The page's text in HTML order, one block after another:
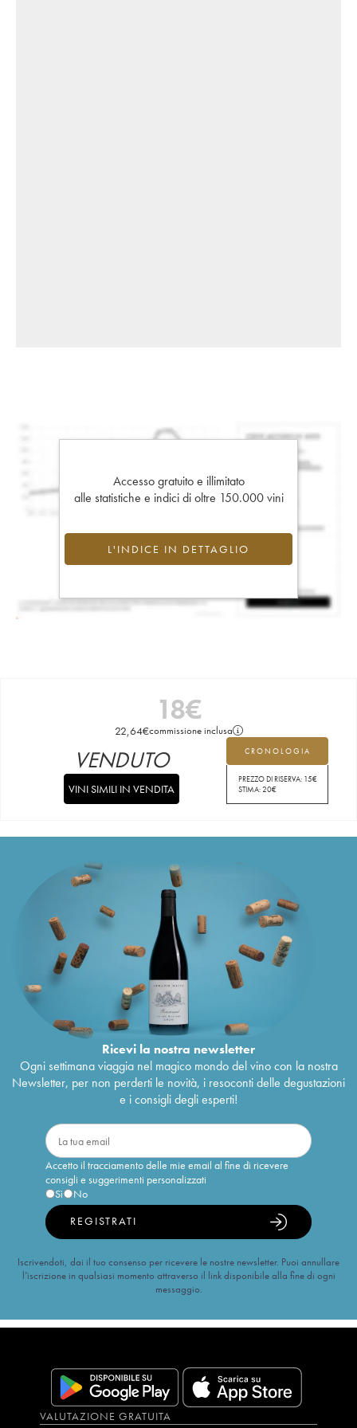
Accesso gratuito e illimitato
alle statistiche e indici di oltre 150.000 vini
L'INDICE IN DETTAGLIO
18€
22,64€commissione inclusa
CRONOLOGIA
PREZZO DI RISERVA: 15€
STIMA:20€
VENDUTO
VINI SIMILI IN VENDITA
Ricevi la nostra newsletter
Ogni settimana viaggia nel magico mondo del vino con la nostra
Newsletter, per non perderti le novità, i resoconti delle degustazioni
e i consigli degli esperti!
Accetto il tracciamento delle mie email al fine di ricevere
consigli e suggerimenti personalizzati
Sì
No
REGISTRATI
Iscrivendoti, dai il tuo consenso per ricevere le nostre newsletter. Puoi annullare
l’iscrizione in qualsiasi momento attraverso il link disponibile alla fine di ogni
messaggio.
VALUTAZIONE GRATUITA